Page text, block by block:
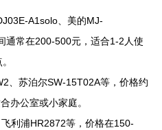
A1solo、美的MJ-
通常在200-500元，适合1-2人使
、苏泊尔SW-15T02A等，价格约
办公室或小家庭。
利浦HR2872等，价格在150-